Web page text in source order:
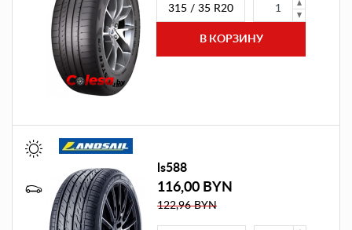
315 / 35 R20
ls588
116,00 BYN
122,96 BYN